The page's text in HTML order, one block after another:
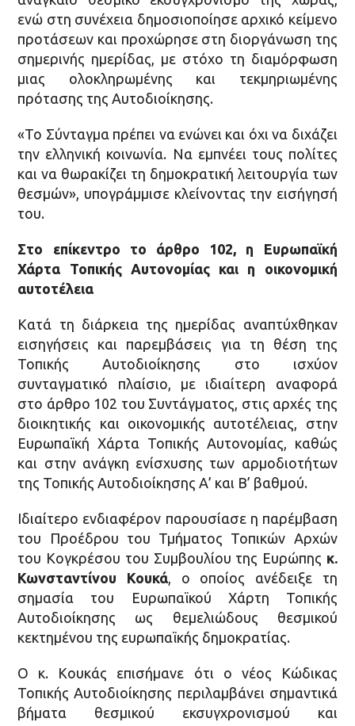
ενώ στη συνέχεια δημοσιοποίησε αρχικό κείμενο
προτάσεων και προχώρησε στη διοργάνωση της
σημερινής ημερίδας, με στόχο τη διαμόρφωση
μιας ολοκληρωμένης και τεκμηριωμένης
πρότασης της Αυτοδιοίκησης.
«Το Σύνταγμα πρέπει να ενώνει και όχι να διχάζει
την ελληνική κοινωνία. Να εμπνέει τους πολίτες
και να θωρακίζει τη δημοκρατική λειτουργία των
θεσμών», υπογράμμισε κλείνοντας την εισήγησή
του.
Στο επίκεντρο το άρθρο 102, η Ευρωπαϊκή
Χάρτα Τοπικής Αυτονομίας και η οικονομική
αυτοτέλεια
Κατά τη διάρκεια της ημερίδας αναπτύχθηκαν
εισηγήσεις και παρεμβάσεις για τη θέση της
Τοπικής Αυτοδιοίκησης στο ισχύον
συνταγματικό πλαίσιο, με ιδιαίτερη αναφορά
στο άρθρο 102 του Συντάγματος, στις αρχές της
διοικητικής και οικονομικής αυτοτέλειας, στην
Ευρωπαϊκή Χάρτα Τοπικής Αυτονομίας, καθώς
και στην ανάγκη ενίσχυσης των αρμοδιοτήτων
της Τοπικής Αυτοδιοίκησης Α’ και Β’ βαθμού.
Ιδιαίτερο ενδιαφέρον παρουσίασε η παρέμβαση
του Προέδρου του Τμήματος Τοπικών Αρχών
του Κογκρέσου του Συμβουλίου της Ευρώπης κ.
Κωνσταντίνου Κουκά, ο οποίος ανέδειξε τη
σημασία του Ευρωπαϊκού Χάρτη Τοπικής
Αυτοδιοίκησης ως θεμελιώδους θεσμικού
κεκτημένου της ευρωπαϊκής δημοκρατίας.
Ο κ. Κουκάς επισήμανε ότι ο νέος Κώδικας
Τοπικής Αυτοδιοίκησης περιλαμβάνει σημαντικά
βήματα θεσμικού εκσυγχρονισμού και